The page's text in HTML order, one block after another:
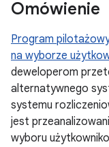
Omówienie
Program
na wyborze
deweloperom
alternatywnego
systemu
jest
wyboru